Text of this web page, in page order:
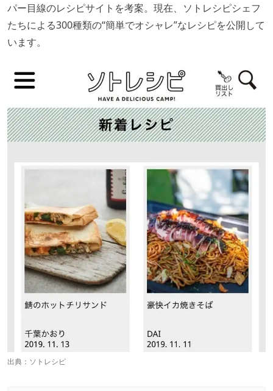
パー目線のレシピサイトを考案。現在、ソトレシピシェフ
たちによる300種類の“簡単でオシャレ”なレシピを公開して
います。
出典： ソトレシピ